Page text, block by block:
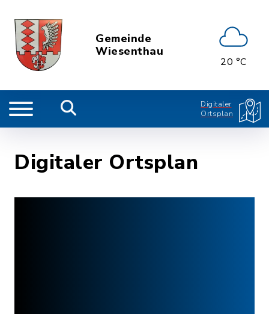
Gemeinde
Wiesenthau
20 °C
Digitaler
Ortsplan
Digitaler Ortsplan